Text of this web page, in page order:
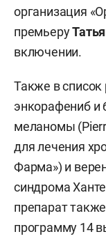
организация
премьеру
включении.
Также в
энкорафениб и
меланомы
для лечения
Фарма») и
синдрома
препарат
программу 14